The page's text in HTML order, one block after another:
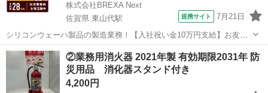
株式会社BREXA Next
佐賀県 東山代駅
提携サイト 7月21日
シリコンウェーハ製品の製造業務！【入社祝い金10万円支給】お友達
やカップルとの応募OK◎年間休日129日＆休出なしでプライベート充
実♪業務はクリーンルームで快適作業◎自社正社員登用制度あり★1食
300円～の格安食堂あり！《佐...
佐賀 伊万里市 東山代駅 その他
②業務用消火器 2021年製 有効期限2031年 防
災用品 消化器スタンド付き
4,200円